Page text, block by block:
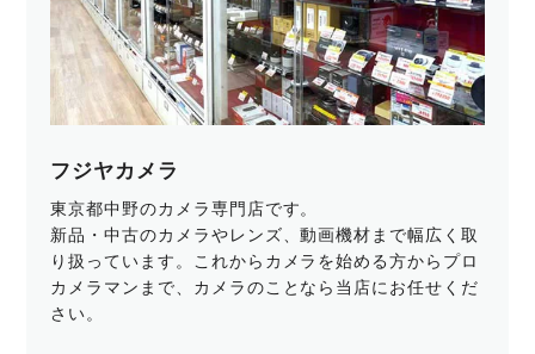
フジヤカメラ
東京都中野のカメラ専門店です。
新品・中古のカメラやレンズ、動画機材まで幅広く取
り扱っています。これからカメラを始める方からプロ
カメラマンまで、カメラのことなら当店にお任せくだ
さい。